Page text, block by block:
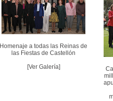
Homenaje a todas las Reinas de
las Fiestas de Castellón
[Ver Galería]